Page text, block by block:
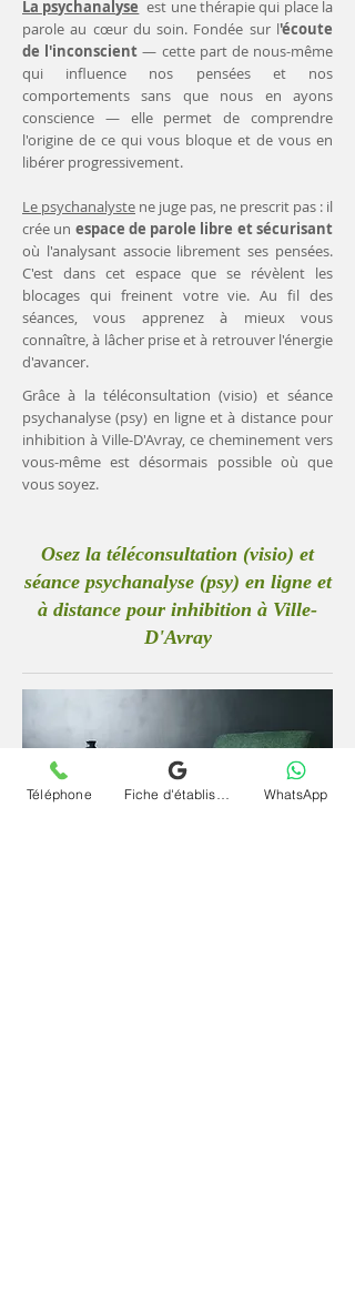
La psychanalyse est une thérapie qui place la
parole au cœur du soin. Fondée sur l'écoute
de l'inconscient— cette part de nous-même
qui influence nos pensées et nos
comportements sans que nous en ayons
conscience — elle permet de comprendre
l'origine de ce qui vous bloque et de vous en
libérer progressivement.
Le psychanalyste ne juge pas, ne prescrit pas : il
crée un espace de parole libre et sécurisant
où l'analysant associe librement ses pensées.
C'est dans cet espace que se révèlent les
blocages qui freinent votre vie. Au fil des
séances, vous apprenez à mieux vous
connaître, à lâcher prise et à retrouver l'énergie
d'avancer.
Grâce à la téléconsultation (visio) et séance
psychanalyse (psy) en ligne et à distance pour
inhibition à Ville-D'Avray, ce cheminement vers
vous-même est désormais possible où que
vous soyez.
Osez la téléconsultation (visio) et
séance psychanalyse (psy) en ligne et
à distance pour inhibition à Ville-
D'Avray
Téléphone WhatsApp